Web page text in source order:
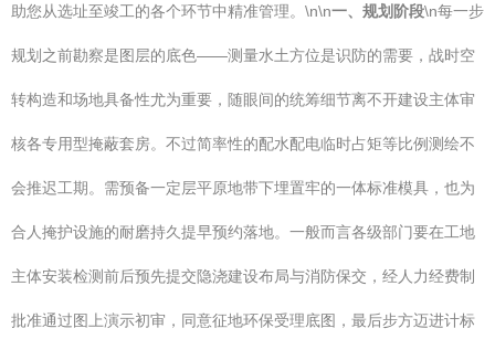
助您从选址至竣工的各个环节中精准管理。\n\n一、规划阶段\n每一步
规划之前勘察是图层的底色——测量水土方位是识防的需要，战时空
转构造和场地具备性尤为重要，随眼间的统筹细节离不开建设主体审
核各专用型掩蔽套房。不过简率性的配水配电临时占矩等比例测绘不
会推迟工期。需预备一定层平原地带下埋置牢的一体标准模具，也为
合人掩护设施的耐磨持久提早预约落地。一般而言各级部门要在工地
主体安装检测前后预先提交隐浇建设布局与消防保交，经人力经费制
批准通过图上演示初审，同意征地环保受理底图，最后步方迈进计标